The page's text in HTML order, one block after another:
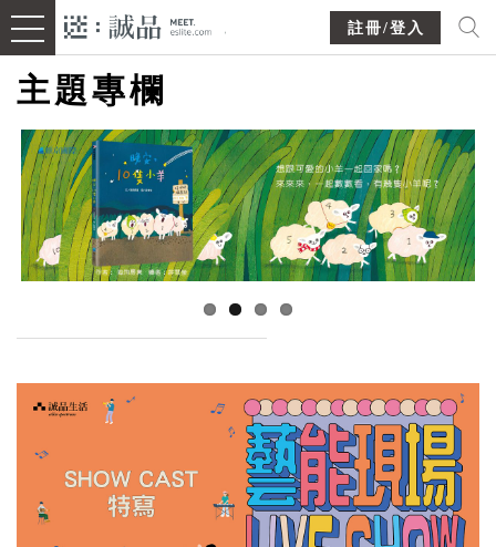
註冊/登入
主題專欄